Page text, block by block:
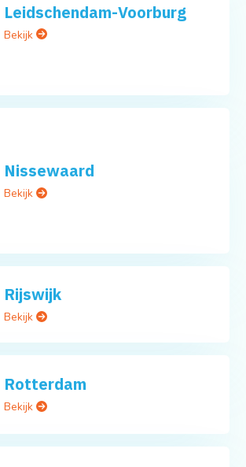
Leidschendam-Voorburg
Bekijk
Nissewaard
Bekijk
Rijswijk
Bekijk
Rotterdam
Bekijk